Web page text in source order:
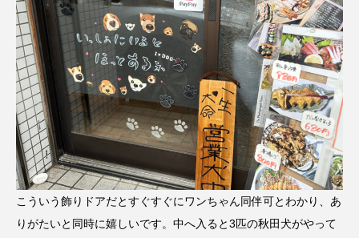
こういう飾りドアだとすぐすぐにワンちゃん同伴可とわかり、あ
りがたいと同時に嬉しいです。中へ入ると3匹の秋田犬がやって